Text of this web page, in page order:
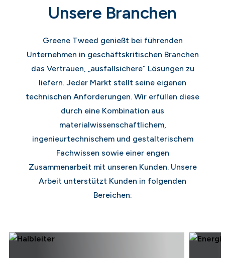
Unsere Branchen
Greene Tweed genießt bei führenden
Unternehmen in geschäftskritischen Branchen
das Vertrauen, „ausfallsichere“ Lösungen zu
liefern. Jeder Markt stellt seine eigenen
technischen Anforderungen. Wir erfüllen diese
durch eine Kombination aus
materialwissenschaftlichem,
ingenieurtechnischem und gestalterischem
Fachwissen sowie einer engen
Zusammenarbeit mit unseren Kunden. Unsere
Arbeit unterstützt Kunden in folgenden
Bereichen: